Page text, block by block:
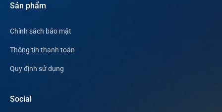
Sản phẩm
Chính sách bảo mật
Thông tin thanh toán
Quy định sử dụng
Social